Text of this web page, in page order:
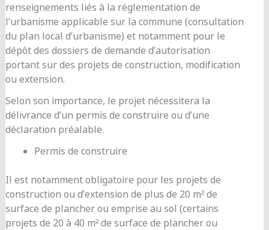
renseignements liés à la réglementation de
l’urbanisme applicable sur la commune (consultation
du plan local d’urbanisme) et notamment pour le
dépôt des dossiers de demande d’autorisation
portant sur des projets de construction, modification
ou extension.
Selon son importance, le projet nécessitera la
délivrance d’un permis de construire ou d’une
déclaration préalable.
Permis de construire
Il est notamment obligatoire pour les projets de
construction ou d’extension de plus de 20 m² de
surface de plancher ou emprise au sol (certains
projets de 20 à 40 m² de surface de plancher ou